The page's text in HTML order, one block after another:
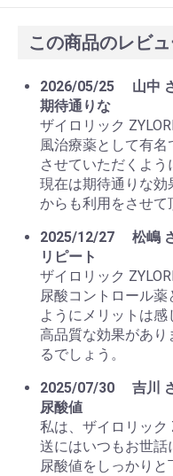
お買い物を続
この商品のレビ
2026/05/25 山中
期待通りな
ザイロリック
風治療薬として有
させていただくよう
現在は期待通りな
からも利用をさせて
2025/12/27
松嶋
リピート
ザイロリック
尿酸コントロール
ようにメリットは感
高品質な効果があり
るでしょう。
2025/07/30
吉川
尿酸値
私は、ザイロリック
送にはいつもお世話
尿酸値をしっかり